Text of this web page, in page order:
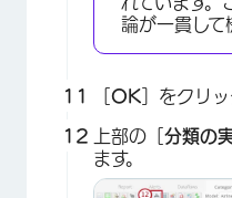
論が一貫して
OK ］をクリ
上部の［ 分類の
ます。